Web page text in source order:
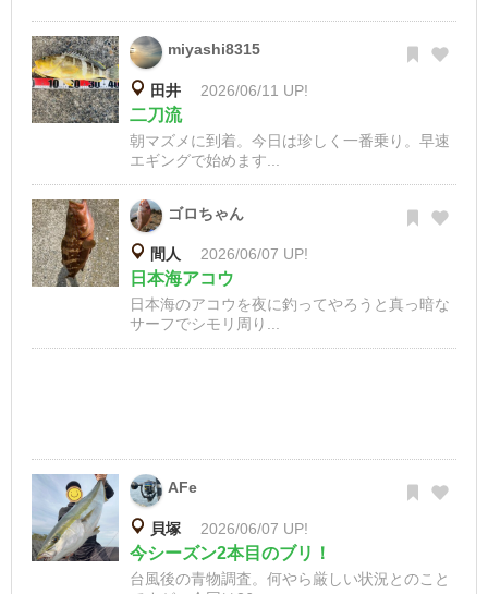
miyashi8315
田井 2026/06/11 UP!
二刀流
朝マズメに到着。今日は珍しく一番乗り。早速
エギングで始めます...
ゴロちゃん
間人 2026/06/07 UP!
日本海アコウ
日本海のアコウを夜に釣ってやろうと真っ暗な
サーフでシモリ周り...
AFe
貝塚 2026/06/07 UP!
今シーズン2本目のブリ！
台風後の青物調査。何やら厳しい状況とのこと